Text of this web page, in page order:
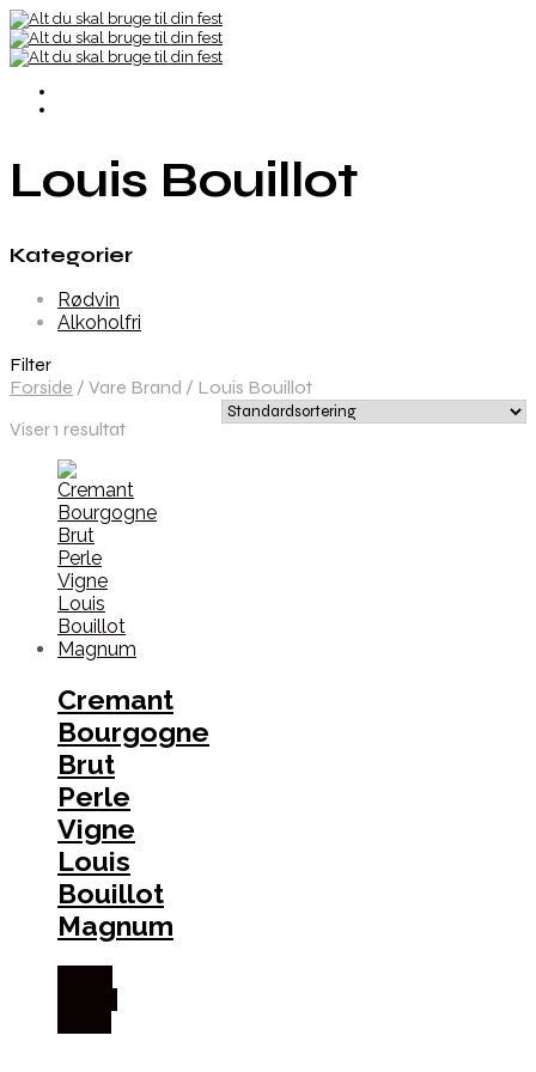
Louis Bouillot
Kategorier
Rødvin
Alkoholfri
Filter
Forside / Vare Brand / Louis Bouillot
Viser 1 resultat
Cremant
Bourgogne
Brut
Perle
Vigne
Louis
Bouillot
Magnum